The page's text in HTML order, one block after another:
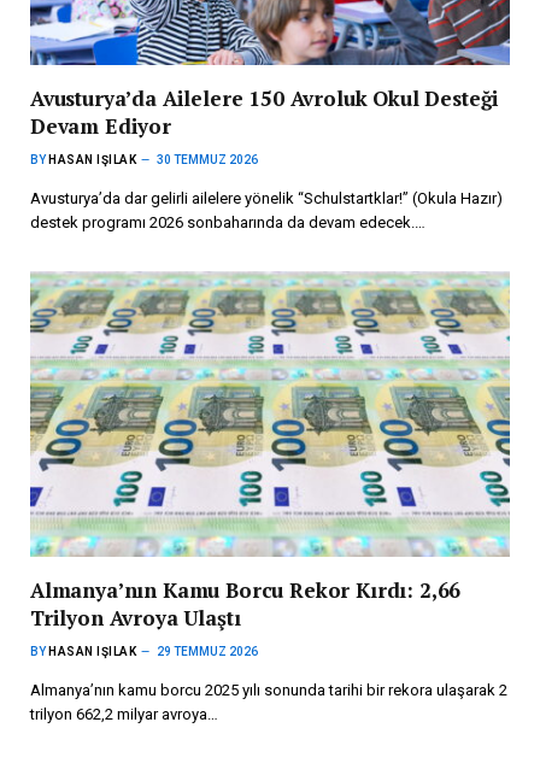
Avusturya’da Ailelere 150 Avroluk Okul Desteği
Devam Ediyor
BY HASAN IŞILAK 30 TEMMUZ 2026
Avusturya’da dar gelirli ailelere yönelik “Schulstartklar!” (Okula Hazır)
destek programı 2026 sonbaharında da devam edecek.…
Almanya’nın Kamu Borcu Rekor Kırdı: 2,66
Trilyon Avroya Ulaştı
BY HASAN IŞILAK 29 TEMMUZ 2026
Almanya’nın kamu borcu 2025 yılı sonunda tarihi bir rekora ulaşarak 2
trilyon 662,2 milyar avroya…